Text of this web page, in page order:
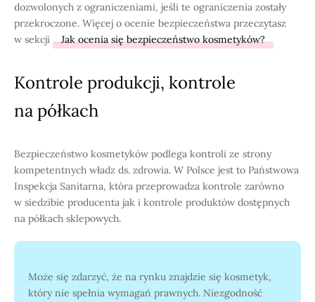
dozwolonych z ograniczeniami, jeśli te ograniczenia zostały
przekroczone. Więcej o ocenie bezpieczeństwa przeczytasz
w sekcji
Jak ocenia się bezpieczeństwo kosmetyków?
Kontrole produkcji, kontrole
na półkach
Bezpieczeństwo kosmetyków podlega kontroli ze strony
kompetentnych władz ds. zdrowia. W Polsce jest to Państwowa
Inspekcja Sanitarna, która przeprowadza kontrole zarówno
w siedzibie producenta jak i kontrole produktów dostępnych
na półkach sklepowych.
Może się zdarzyć, że na rynku znajdzie się kosmetyk,
który nie spełnia wymagań prawnych. Niezgodność